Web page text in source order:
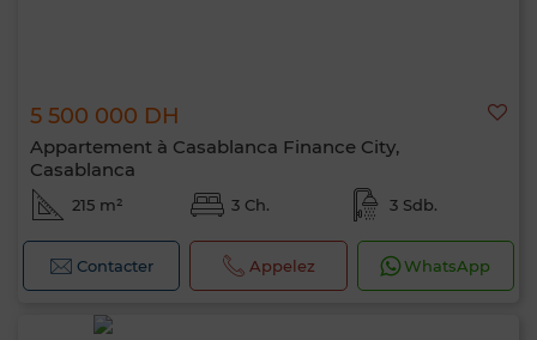
5 500 000 DH
Appartement à Casablanca Finance City,
Casablanca
215 m² 3 Ch. 3 Sdb.
Contacter Appelez WhatsApp